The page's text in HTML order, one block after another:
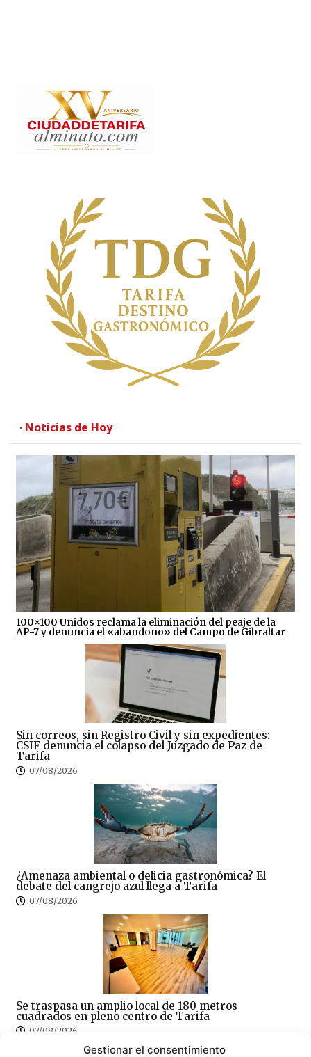
Gestionar el consentimiento
· Noticias de Hoy
100×100 Unidos reclama la eliminación del peaje de la
AP-7 y denuncia el «abandono» del Campo de Gibraltar
Sin correos, sin Registro Civil y sin expedientes:
CSIF denuncia el colapso del Juzgado de Paz de
Tarifa
07/08/2026
¿Amenaza ambiental o delicia gastronómica? El
debate del cangrejo azul llega a Tarifa
07/08/2026
Se traspasa un amplio local de 180 metros
cuadrados en pleno centro de Tarifa
07/08/2026